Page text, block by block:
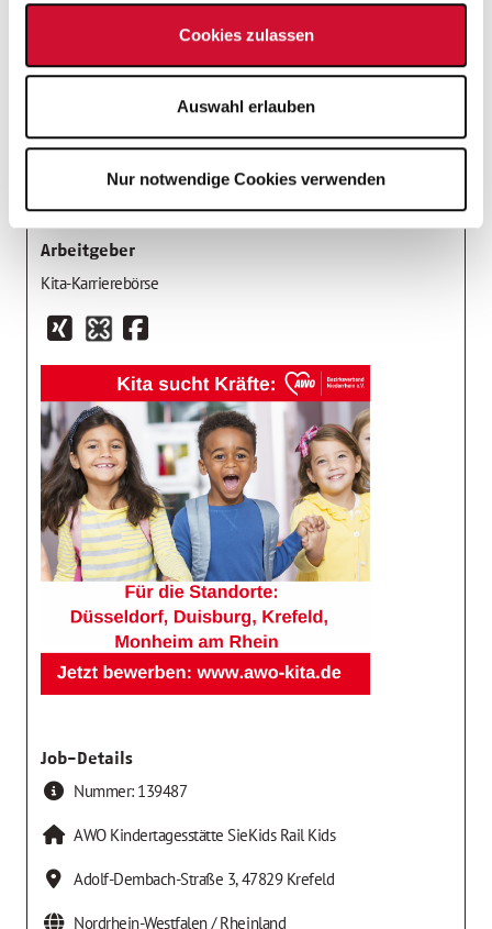
Cookies zulassen
Auswahl erlauben
Nur notwendige Cookies verwenden
Stelleninfos Einsatzort
Erzieher*in
Arbeitgeber
Kita-Karrierebörse
Job-Details
Nummer: 139487
AWO Kindertagesstätte SieKids Rail Kids
Adolf-Dembach-Straße 3,47829 Krefeld
Nordrhein-Westfalen / Rheinland